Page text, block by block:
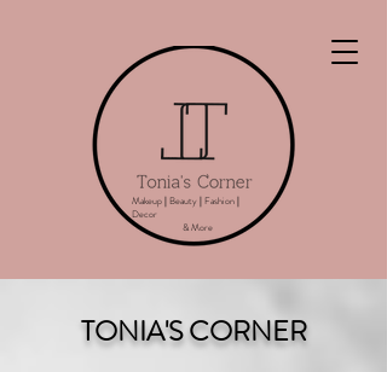
Makeup|Beauty|Fashion|
Decor
& More
TONIA'S CORNER